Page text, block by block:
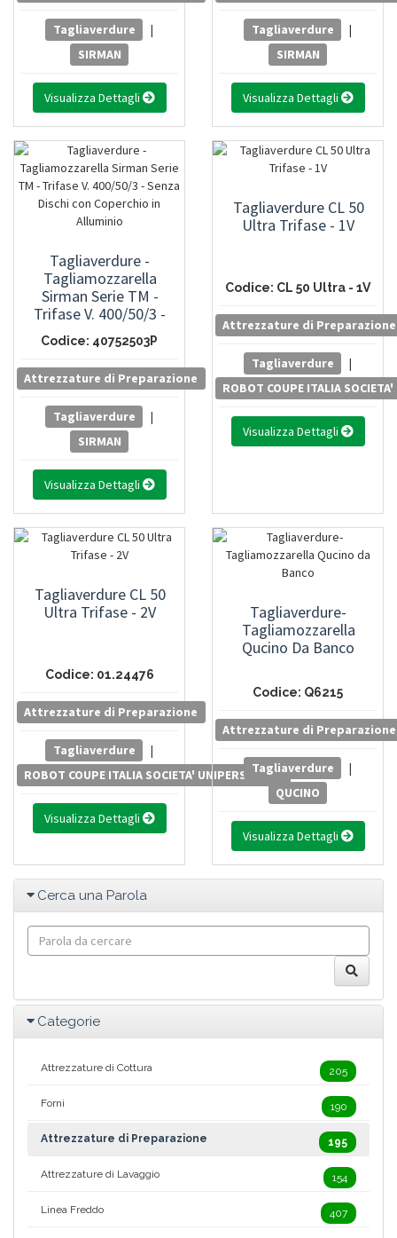
Tagliaverdure
|
SIRMAN
Visualizza Dettagli
Tagliaverdure
|
SIRMAN
Visualizza Dettagli
Tagliaverdure -
Tagliamozzarella
Sirman Serie TM -
Trifase V. 400/50/3 -
Senza Dischi Con
Coperchio In Alluminio
Codice: 40752503P
Attrezzature di Preparazione
Tagliaverdure
|
SIRMAN
Visualizza Dettagli
Tagliaverdure CL 50
Ultra Trifase - 1V
Codice: CL 50 Ultra - 1V
Attrezzature di Preparazione
Tagliaverdure
|
ROBOT COUPE ITALIA
Visualizza Dettagli
Tagliaverdure CL 50
Ultra Trifase - 2V
Codice: 01.24476
Attrezzature di Preparazione
Tagliaverdure
|
ROBOT COUPE ITALIA SOCIETA' UNIPERSONALE
Visualizza Dettagli
Tagliaverdure-
Tagliamozzarella
Qucino Da Banco
Codice: Q6215
Attrezzature di Preparazione
Tagliaverdure
|
QUCINO
Visualizza Dettagli
Cerca una Parola
Categorie
Attrezzature di Cottura 205
Forni 190
Attrezzature di Preparazione 195
Attrezzature di Lavaggio 154
Linea Freddo 407